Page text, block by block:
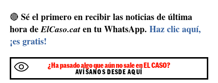
🔴 Sé el primero en recibir las noticias de última
hora deElCaso.cat en tu WhatsApp. Haz clic aquí,
¡es gratis!
¿Ha pasado algo que aún no sale en EL CASO?
AVÍSANOS DESDE AQUÍ